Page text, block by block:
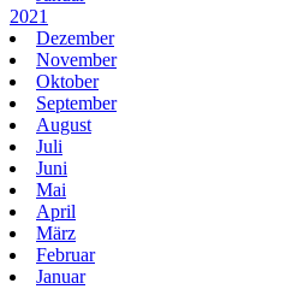
2021
Dezember
November
Oktober
September
August
Juli
Juni
Mai
April
März
Februar
Januar